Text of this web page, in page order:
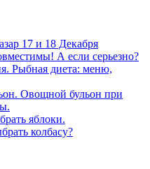
17 и 18 Декабря
А если серьезно?
Рыбная диета: меню,
Овощной бульон при
яблоки.
колбасу?